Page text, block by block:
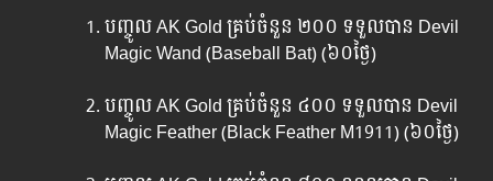
បញ្ចូល​ AK Gold គ្រប់​ចំនួន ២០០ ទទួល​បាន​ Devil
Magic Wand (Baseball Bat) (៦០ថ្ងៃ)
បញ្ចូល​ AK Gold គ្រប់​ចំនួន ៤០០ ទទួល​បាន​ Devil
Magic Feather (Black Feather M1911) (៦០ថ្ងៃ)